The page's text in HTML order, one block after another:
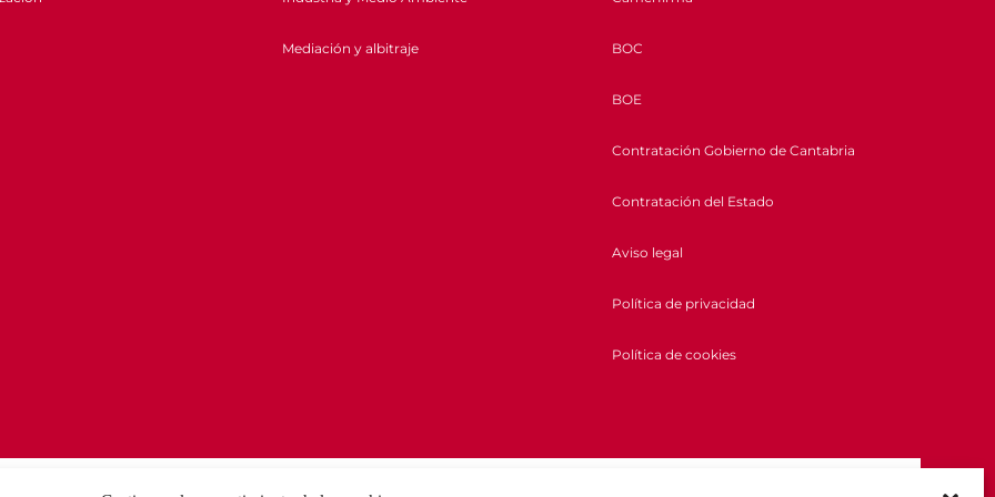
Mediación y albitraje BOC
BOE
Contratación Gobierno de Cantabria
Contratación del Estado
Aviso legal
Política de privacidad
Política de cookies